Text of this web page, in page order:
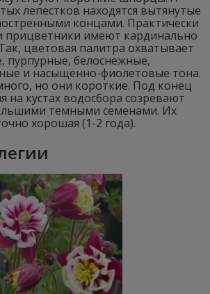
лепестков находятся вытянутые
концами. Практически
прицветники имеют кардинально
цветовая палитра охватывает
пурпурные, белоснежные,
и насыщенно-фиолетовые тона.
но они короткие. Под конец
на кустах водосбора созревают
темными семенами. Их
хорошая (1-2 года).